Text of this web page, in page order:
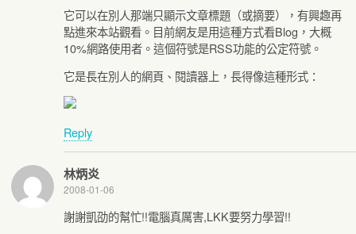
它可以在別人那端只顯示文章標題（或摘要），有興趣再
點進來本站觀看。目前網友是用這種方式看Blog，大概
10%網路使用者。這個符號是RSS功能的公定符號。
它是長在別人的網頁、閱讀器上，長得像這種形式：
Reply
林炳炎
2008-01-06
謝謝凱劭的幫忙!!電腦真厲害,LKK要努力學習!!